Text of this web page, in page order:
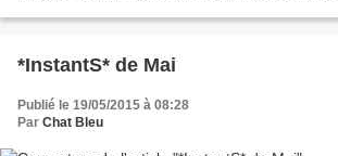
*InstantS* de Mai
Publié le 19/05/2015 à 08:28
Par Chat Bleu